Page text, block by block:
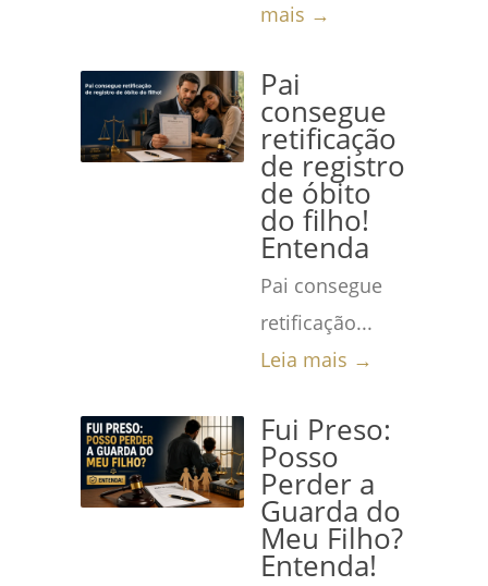
mais →
Pai
consegue
retificação
de registro
de óbito
do filho!
Entenda
Pai consegue
retificação...
Leia mais →
Fui Preso:
Posso
Perder a
Guarda do
Meu Filho?
Entenda!